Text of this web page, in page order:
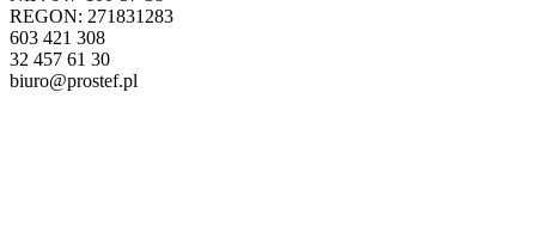
REGON: 271831283
603 421 308
32 457 61 30
biuro@prostef.pl